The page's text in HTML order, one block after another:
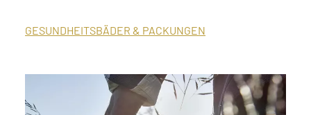
GESUNDHEITSBÄDER & PACKUNGEN